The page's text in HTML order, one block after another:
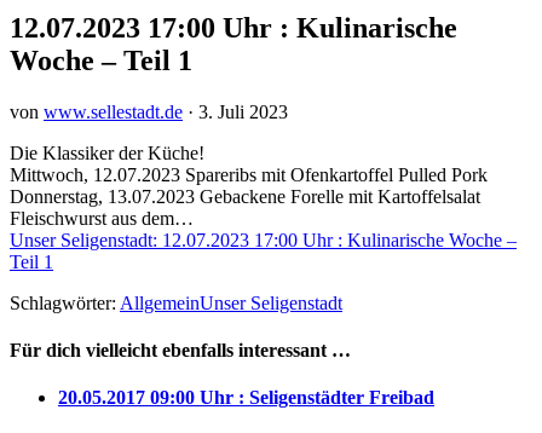
12.07.2023 17:00 Uhr : Kulinarische
Woche – Teil 1
von www.sellestadt.de · 3. Juli 2023
Die Klassiker der Küche!
Mittwoch, 12.07.2023 Spareribs mit Ofenkartoffel Pulled Pork
Donnerstag, 13.07.2023 Gebackene Forelle mit Kartoffelsalat
Fleischwurst aus dem…
Unser Seligenstadt: 12.07.2023 17:00 Uhr : Kulinarische Woche –
Teil 1
Schlagwörter: AllgemeinUnser Seligenstadt
Für dich vielleicht ebenfalls interessant …
20.05.2017 09:00 Uhr : Seligenstädter Freibad